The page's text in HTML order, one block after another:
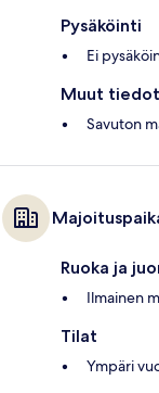
Pysäköinti
Ei
Muut tiedot
Savuton
Ruoka ja
Ilmainen
Tilat
Ympäri